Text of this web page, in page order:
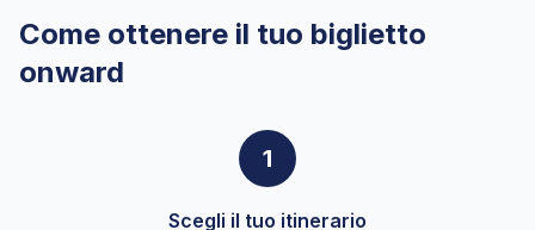
Come ottenere il tuo biglietto
onward
1
Scegli il tuo itinerario